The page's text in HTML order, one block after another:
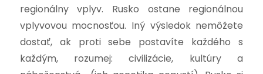
regionálny vplyv. Rusko ostane regionálnou
vplyvovou mocnosťou. Iný výsledok nemôžete
dostať, ak proti sebe postavíte každého s
každým, rozumej: civilizácie, kultúry a